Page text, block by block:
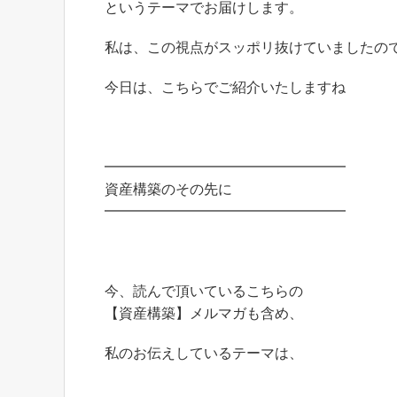
というテーマでお届けします。
私は、この視点がスッポリ抜けていましたの
今日は、こちらでご紹介いたしますね
━━━━━━━━━━━━━━━━━
資産構築のその先に
━━━━━━━━━━━━━━━━━
今、読んで頂いているこちらの
【資産構築】メルマガも含め、
私のお伝えしているテーマは、